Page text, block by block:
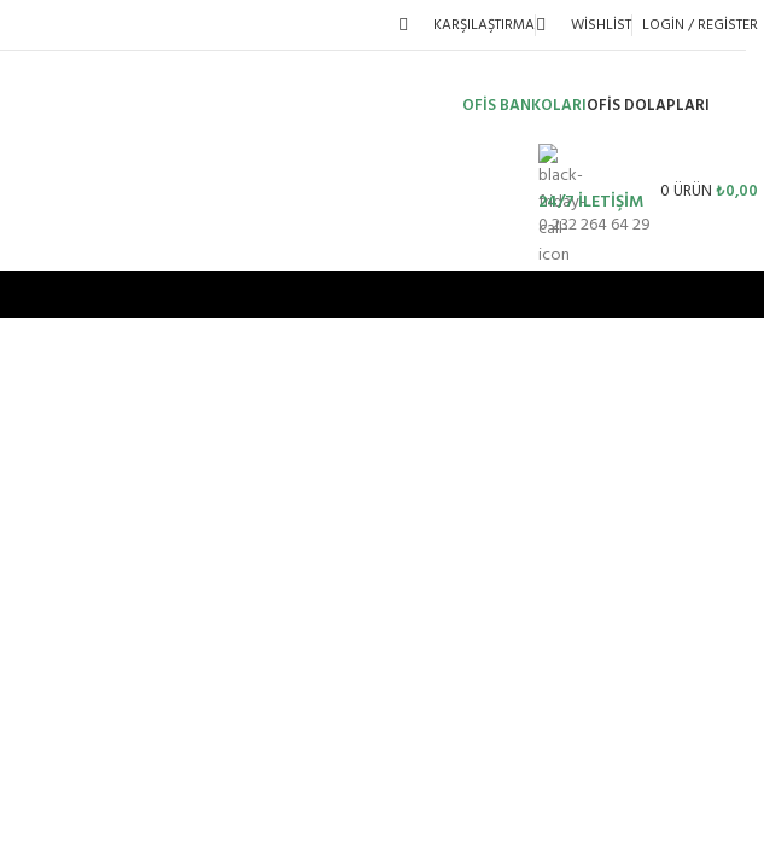
KARŞILAŞTIRMA WISHLIST LOGIN / REGISTER
OFİS BANKOLARIOFIS DOLAPLARI
24/7 İLETİŞİM
0 232 264 64 29
0ÜRÜN₺0,00